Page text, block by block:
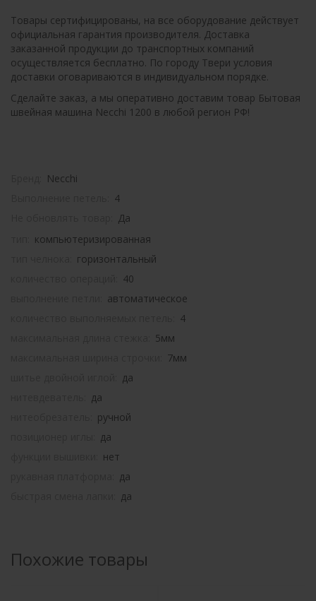
Товары сертифицированы, на все оборудование действует
официальная гарантия производителя. Доставка
заказанной продукции до транспортных компаний
осуществляется бесплатно. По городу Твери условия
доставки оговариваются в индивидуальном порядке.
Сделайте заказ, а мы оперативно доставим товар Бытовая
швейная машина Necchi 1200 в любой регион РФ!
Necchi
4
Да
компьютеризированная
горизонтальный
40
автоматическое
4
5мм
7мм
да
да
ручной
да
нет
да
да
Похожие товары